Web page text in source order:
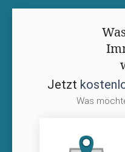
Jetzt
Was